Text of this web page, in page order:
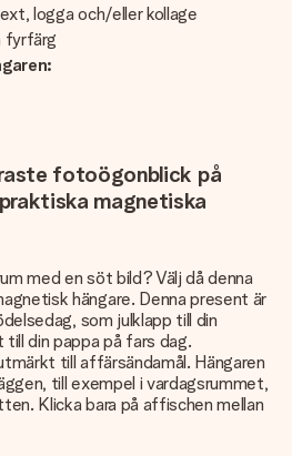
logga och/eller kollage
fyrfärg
fotoögonblick på
magnetiska
med en söt bild? Välj då denna
hängare. Denna present är
som julklapp till din
din pappa på fars dag.
till affärsändamål. Hängaren
till exempel i vardagsrummet,
Klicka bara på affischen mellan